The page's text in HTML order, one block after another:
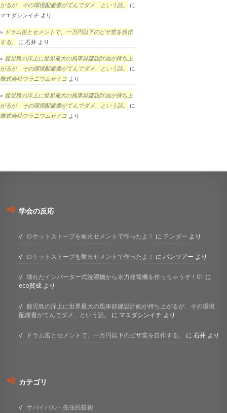
がるが、その環境配慮書がてんでダメ、という話。
に
マエダシンイチ より
ドラム缶とセメントで、一万円以下のピザ窯を自作
する。
に 石井 より
鹿児島の洋上に世界最大の風車群建設計画が持ち上
がるが、その環境配慮書がてんでダメ、という話。
に
株式会社ウラニウムセイコ より
鹿児島の洋上に世界最大の風車群建設計画が持ち上
がるが、その環境配慮書がてんでダメ、という話。
に
株式会社ウラニウムセイコ より
学会の反応
ロケットストーブを耐火セメントで作ったよ！ に テンダー より
ロケットストーブを耐火セメントで作ったよ！ に パンツアー より
壊れたインバーター式洗濯機から水力発電機を作っちゃうぞ！01 に
eco賛成 より
鹿児島の洋上に世界最大の風車群建設計画が持ち上がるが、その環境
配慮書がてんでダメ、という話。
に マエダシンイチ より
ドラム缶とセメントで、一万円以下のピザ窯を自作する。 に石井 より
カテゴリ
サバイバル・先住民技術